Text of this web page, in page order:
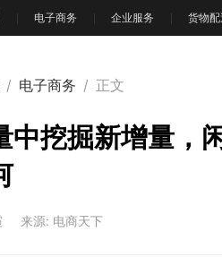
电子商务 企业服务 货物配
/ 电子商务 / 正文
中挖掘新增量，
来源: 电商天下